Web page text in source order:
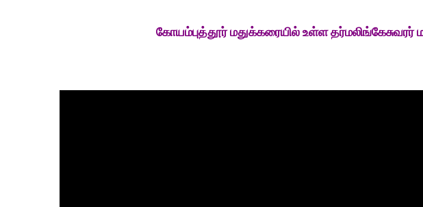
கோயம்புத்தூர் மதுக்கரையில் உள்ள